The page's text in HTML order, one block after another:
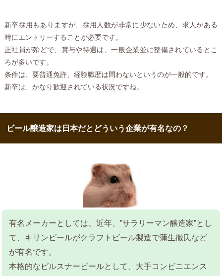
新卒採用もありますが、採用人数が非常に少ないため、求人がある
時にエントリーすることが必要です。
正社員が殆どで、賞与や待遇は、一般企業並に整備されているとこ
ろが多いです。
条件は、要普通免許、経験職歴は問わないというのが一般的です。
新卒は、かなり歓迎されている状況ですね。
ビール醸造家は日本だとどういう企業が有名なの？
有名メーカーとしては、近年、”サラリーマン醸造家”とし
て、キリンビールがクラフトビール製造で蒲生徹氏など
が有名です。
本格的なピルスナービールとして、大手コンビニエンス